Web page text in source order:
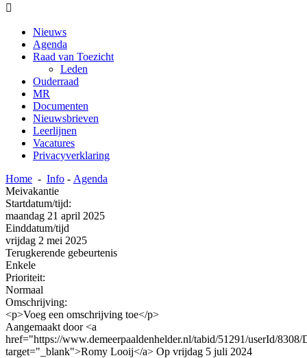

Nieuws
Agenda
Raad van Toezicht
Leden
Ouderraad
MR
Documenten
Nieuwsbrieven
Leerlijnen
Vacatures
Privacyverklaring
Home - Info - Agenda
Meivakantie
Startdatum/tijd:
maandag 21 april 2025
Einddatum/tijd
vrijdag 2 mei 2025
Terugkerende gebeurtenis
Enkele
Prioriteit:
Normaal
Omschrijving:
<p>Voeg een omschrijving toe</p>
Aangemaakt door <a
href="https://www.demeerpaaldenhelder.nl/tabid/51291/userId/8308/
target="_blank">Romy Looij</a> Op vrijdag 5 juli 2024